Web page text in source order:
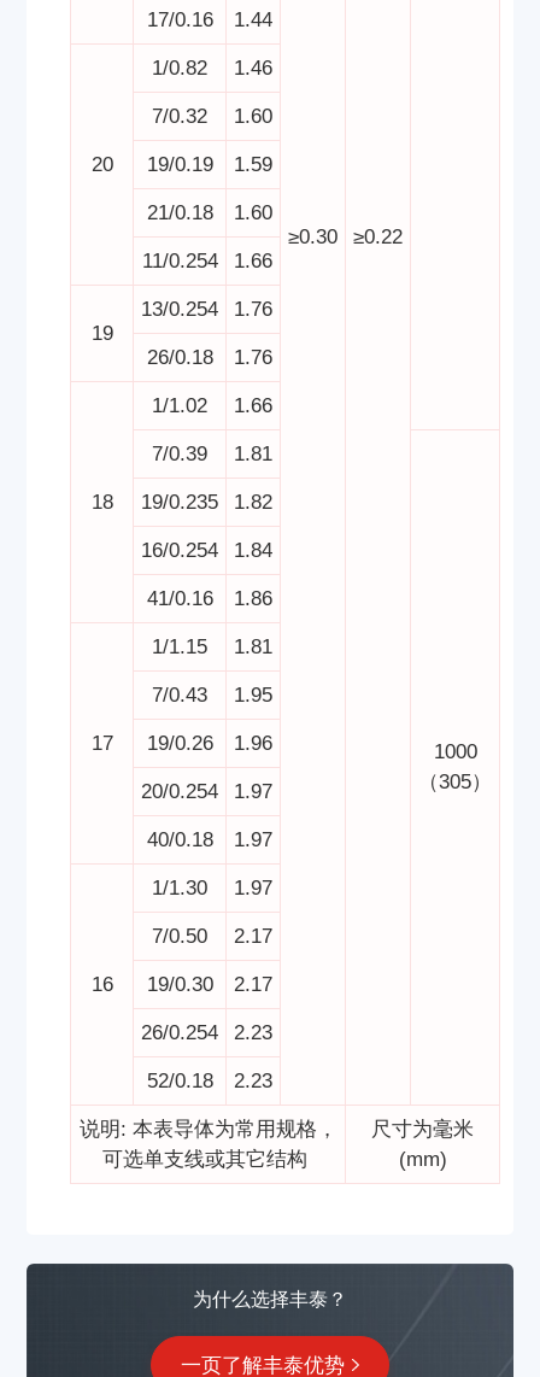
≥0.30 ≥0.22
17/0.16 1.44
20
1/0.82 1.46
7/0.32 1.60
19/0.19 1.59
21/0.18 1.60
11/0.254 1.66
19
13/0.254 1.76
26/0.18 1.76
18
1/1.02 1.66
7/0.39 1.81
1000
（305）
19/0.235 1.82
16/0.254 1.84
41/0.16 1.86
17
1/1.15 1.81
7/0.43 1.95
19/0.26 1.96
20/0.254 1.97
40/0.18 1.97
16
1/1.30 1.97
7/0.50 2.17
19/0.30 2.17
26/0.254 2.23
52/0.18 2.23
说明: 本表导体为常用规格，
可选单支线或其它结构
尺寸为毫米
(mm)
为什么选择丰泰？
一页了解丰泰优势